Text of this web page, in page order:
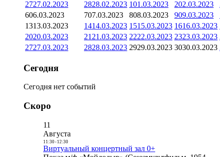
2727.02.2023 2828.02.2023 101.03.2023 202.03.2023
606.03.2023 707.03.2023 808.03.2023 909.03.2023
1313.03.2023 1414.03.2023 1515.03.2023 1616.03.2023
2020.03.2023 21 21.03.2023 2222.03.2023 2323.03.2023
2727.03.2023 2828.03.2023 2929.03.2023 3030.03.2023
Сегодня
Сегодня нет событий
Скоро
11
Августа
11:30- 12:30
Виртуальный концертный зал 0+